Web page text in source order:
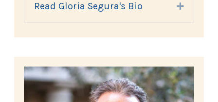
Read Gloria Segura's Bio Expand